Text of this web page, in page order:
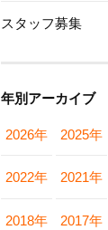
スタッフ募集
年別アーカイブ
2026年 2025年
2022年 2021年
2018年 2017年